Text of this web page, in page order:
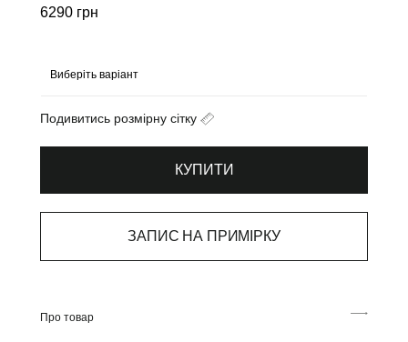
6290 грн
Подивитись розмірну сітку
КУПИТИ
ЗАПИС НА ПРИМІРКУ
Про товар